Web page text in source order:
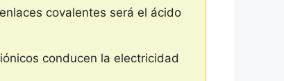
covalentes será el ácido
conducen la electricidad